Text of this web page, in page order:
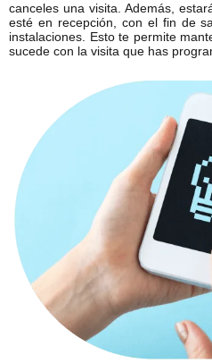
canceles una visita. Además,
esté en recepción, con el fin de
instalaciones. Esto te permite
sucede con la visita que has